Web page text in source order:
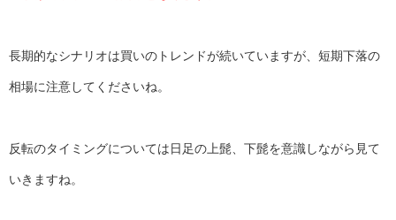
長期的なシナリオは買いのトレンドが続いていますが、短期下落の
相場に注意してくださいね。
反転のタイミングについては日足の上髭、下髭を意識しながら見て
いきますね。